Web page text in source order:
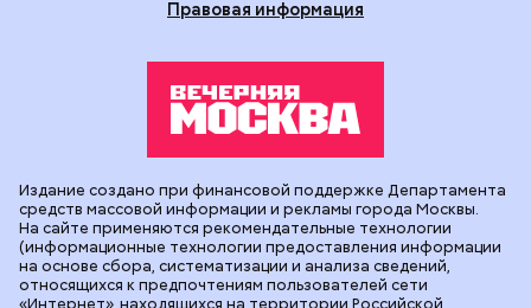
Правовая информация
Издание создано при финансовой поддержке Департамента
средств массовой информации и рекламы города Москвы.
На сайте применяются рекомендательные технологии
(информационные технологии предоставления информации
на основе сбора, систематизации и анализа сведений,
относящихся к предпочтениям пользователей сети